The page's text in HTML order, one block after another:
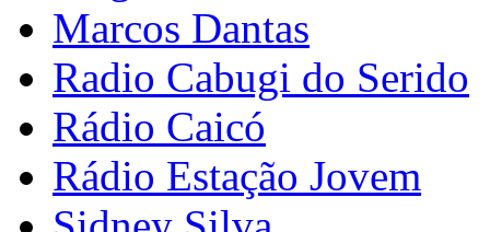
Marcos Dantas
Radio Cabugi do Serido
Rádio Caicó
Rádio Estação Jovem